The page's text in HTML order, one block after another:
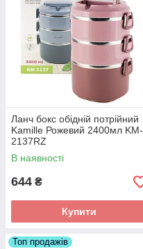
Ланч бокс обідній потрійний
Kamille Рожевий 2400мл KM-
2137RZ
В наявності
644 ₴
Купити
Топ продажів